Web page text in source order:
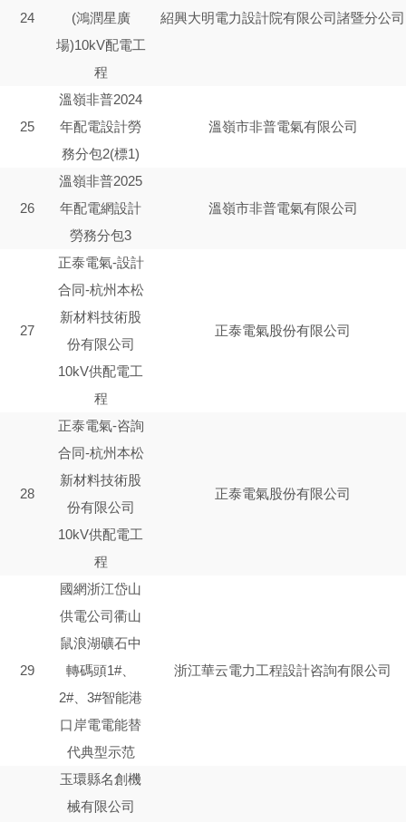
24
(鴻潤星廣
場)10kV配電工
程
紹興大明電力設計院有限公司諸暨分公司
25
溫嶺非普2024
年配電設計勞
務分包2(標1)
溫嶺市非普電氣有限公司
26
溫嶺非普2025
年配電網設計
勞務分包3
溫嶺市非普電氣有限公司
27
正泰電氣-設計
合同-杭州本松
新材料技術股
份有限公司
10kV供配電工
程
正泰電氣股份有限公司
28
正泰電氣-咨詢
合同-杭州本松
新材料技術股
份有限公司
10kV供配電工
程
正泰電氣股份有限公司
29
國網浙江岱山
供電公司衢山
鼠浪湖礦石中
轉碼頭1#、
2#、3#智能港
口岸電電能替
代典型示范
浙江華云電力工程設計咨詢有限公司
玉環縣名創機
械有限公司